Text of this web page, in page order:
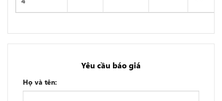
Yêu cầu báo giá
Họ và tên: